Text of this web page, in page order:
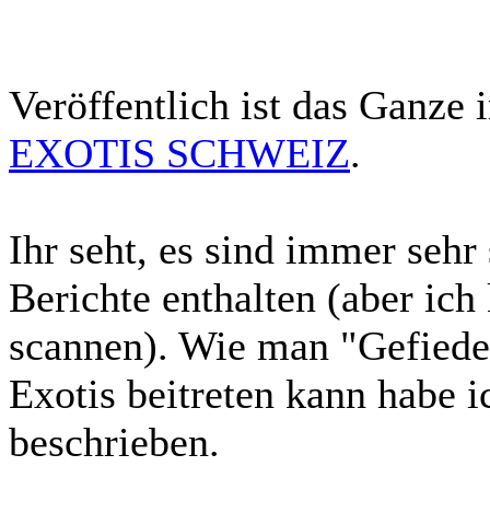
Veröffentlich ist das Ganze
EXOTIS SCHWEIZ.
Ihr seht, es sind immer
Berichte enthalten (aber
scannen). Wie man
Exotis beitreten kann habe
beschrieben.